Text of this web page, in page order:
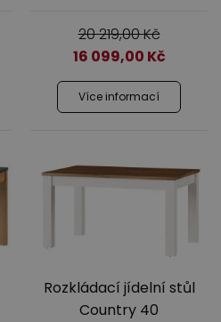
20 219,00Kč
16 099,00 Kč
Více informací
Rozkládací jídelní stůl
Country 40